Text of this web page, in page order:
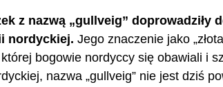
z nazwą „gullveig” doprowadziły
nordyckiej. Jego znaczenie jako
bogowie nordyccy się obawiali i
nazwa „gullveig” nie jest dziś